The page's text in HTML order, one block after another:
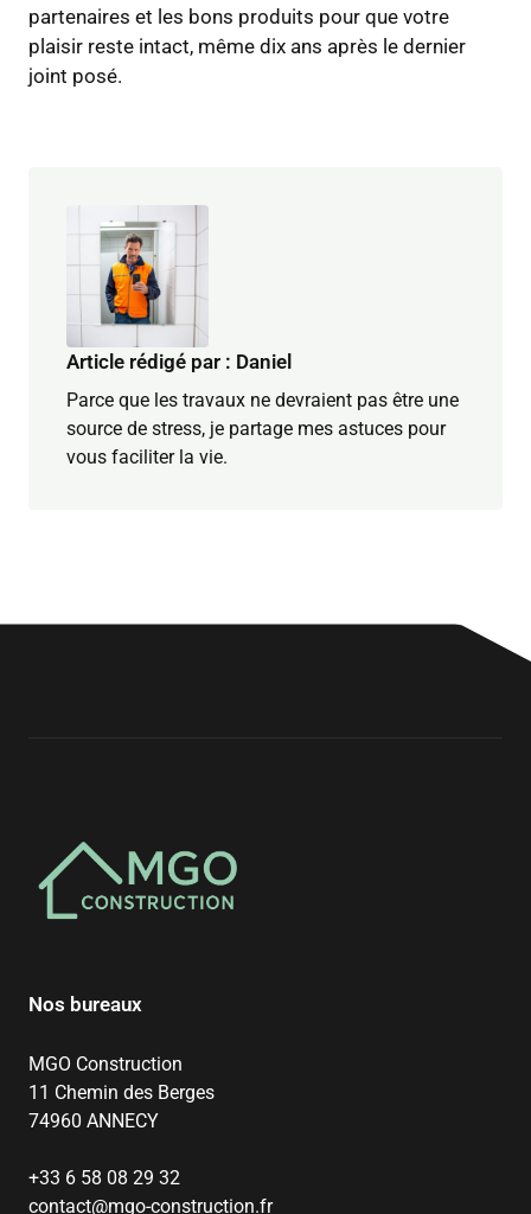
partenaires et les bons produits pour que votre
plaisir reste intact, même dix ans après le dernier
joint posé.
Article rédigé par : Daniel
Parce que les travaux ne devraient pas être une
source de stress, je partage mes astuces pour
vous faciliter la vie.
Nos bureaux
MGO Construction
11 Chemin des Berges
74960 ANNECY
+33 6 58 08 29 32
contact@mgo-construction.fr